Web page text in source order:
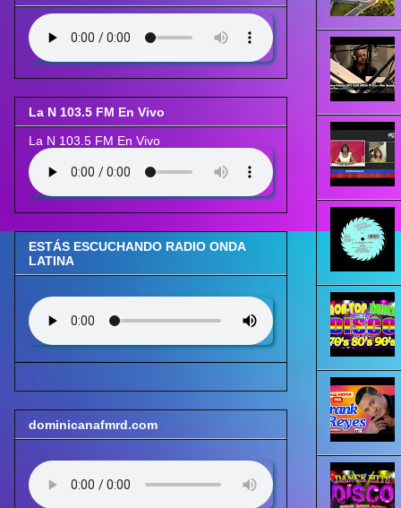
La N 103.5 FM En Vivo
La N 103.5 FM En Vivo
ESTÁS ESCUCHANDO RADIO ONDA
LATINA
dominicanafmrd.com